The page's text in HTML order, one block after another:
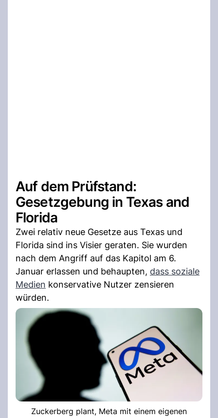
Auf dem Prüfstand:
Gesetzgebung in Texas and
Florida
Zwei relativ neue Gesetze aus Texas und
Florida sind ins Visier geraten. Sie wurden
nach dem Angriff auf das Kapitol am 6.
Januar erlassen und behaupten, dass soziale
Medien konservative Nutzer zensieren
würden.
Zuckerberg plant, Meta mit einem eigenen